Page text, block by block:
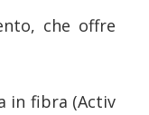
che offre
in fibra (Activ